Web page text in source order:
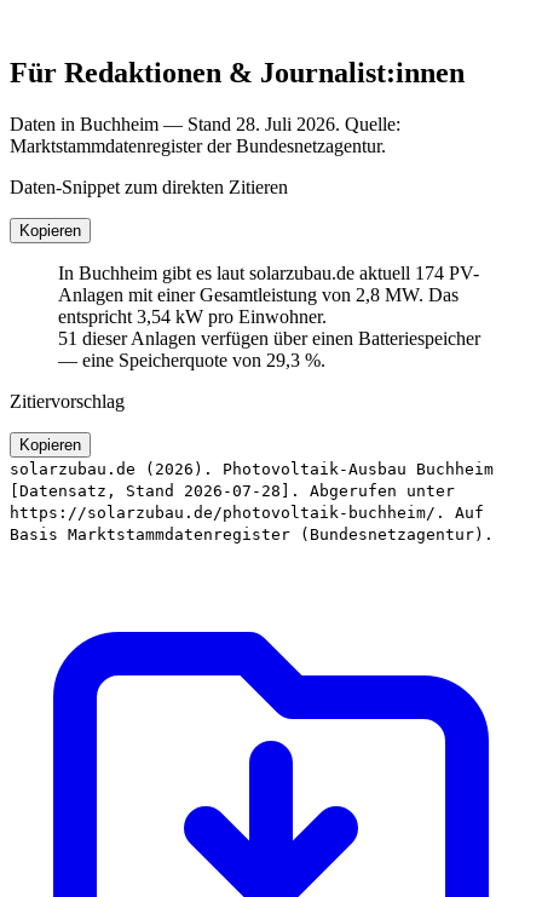
Für Redaktionen & Journalist:innen
Daten in Buchheim — Stand 28. Juli 2026. Quelle:
Marktstammdatenregister der Bundesnetzagentur.
Daten-Snippet zum direkten Zitieren
Kopieren
In Buchheim gibt es laut solarzubau.de aktuell 174 PV-
Anlagen mit einer Gesamtleistung von 2,8 MW. Das
entspricht 3,54 kW pro Einwohner.
51 dieser Anlagen verfügen über einen Batteriespeicher
— eine Speicherquote von 29,3 %.
Zitiervorschlag
Kopieren
solarzubau.de (2026). Photovoltaik-Ausbau Buchheim
[Datensatz, Stand 2026-07-28]. Abgerufen unter
https://solarzubau.de/photovoltaik-buchheim/. Auf
Basis Marktstammdatenregister (Bundesnetzagentur).